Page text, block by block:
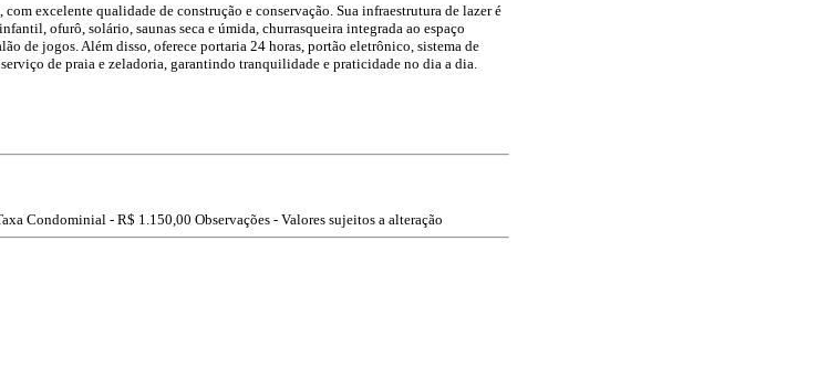
excelente qualidade de construção e conservação. Sua infraestrutura de lazer é
ofurô, solário, saunas seca e úmida, churrasqueira integrada ao espaço
de jogos. Além disso, oferece portaria 24 horas, portão eletrônico, sistema de
de praia e zeladoria, garantindo tranquilidade e praticidade no dia a dia.
Condominial - R$ 1.150,00 Observações - Valores sujeitos a alteração